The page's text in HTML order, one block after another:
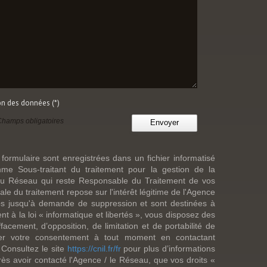
des données (*)
Envoyer
obligatoires
sont enregistrées dans un fichier informatisé
Sous-traitant du traitement pour la gestion de la
Réseau qui reste Responsable du Traitement de vos
du traitement repose sur l'intérêt légitime de l'Agence
jusqu'à demande de suppression et sont destinées à
à la loi « informatique et libertés », vous disposez des
d’opposition, de limitation et de portabilité de
votre consentement à tout moment en contactant
le site https://cnil.fr/frpour plus d’informations
avoir contacté l'Agence / le Réseau, que vos droits «